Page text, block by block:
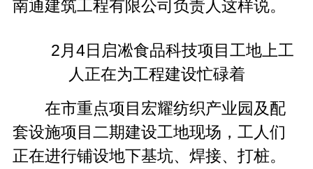
南通建筑工程有限公司负责人这样说。
2月4日启凇食品科技项目工地上工
人正在为工程建设忙碌着
在市重点项目宏耀纺织产业园及配
套设施项目二期建设工地现场，工人们
正在进行铺设地下基坑、焊接、打桩。